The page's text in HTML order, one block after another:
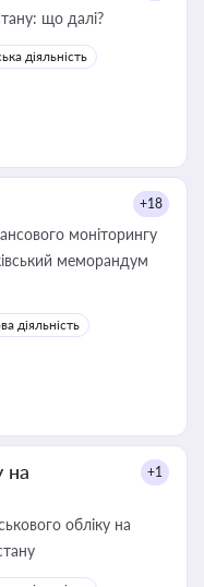
що далі?
діяльність
+18
моніторингу
меморандум
діяльність
на
+1
обліку на